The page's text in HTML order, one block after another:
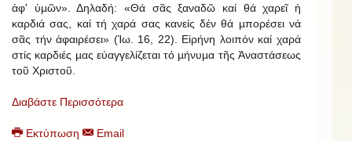
ἀφ' ὑµῶν». Δηλαδή: «Θά σᾶς ξαναδῶ καί θά χαρεῖ ἡ
καρδιά σας, καί τή χαρά σας κανείς δέν θά µπορέσει νά
σᾶς τήν ἀφαιρέσει» (Ἰω. 16, 22). Εἰρήνη λοιπόν καί χαρά
στίς καρδιές µας εὐαγγελίζεται τό µήνυµα τῆς Ἀναστάσεως
τοῦ Χριστοῦ.
Διαβάστε Περισσότερα
Εκτύπωση Email